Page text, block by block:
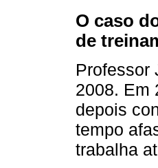
O caso
de
Professor
2008. Em
depois
tempo
trabalha